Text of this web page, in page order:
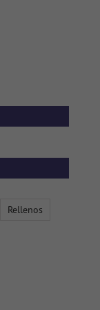
Rellenos